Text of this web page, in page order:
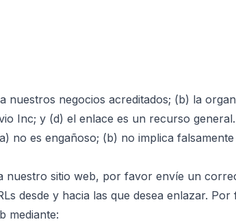
negocios acreditados; (b) la
Inc; y (d) el enlace es un recurso general.
no es engañoso; (b) no implica
nuestro sitio web, por favor envíe un
desde y hacia las que desea enlazar.
mediante: